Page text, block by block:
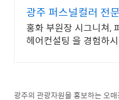
8033
광주 퍼스널컬러 전
자인펌 전문점 컨설
홍화 부원장 시그니쳐,
헤어컨설팅 을 경험하
광주의 관광자원을 홍보하는 오